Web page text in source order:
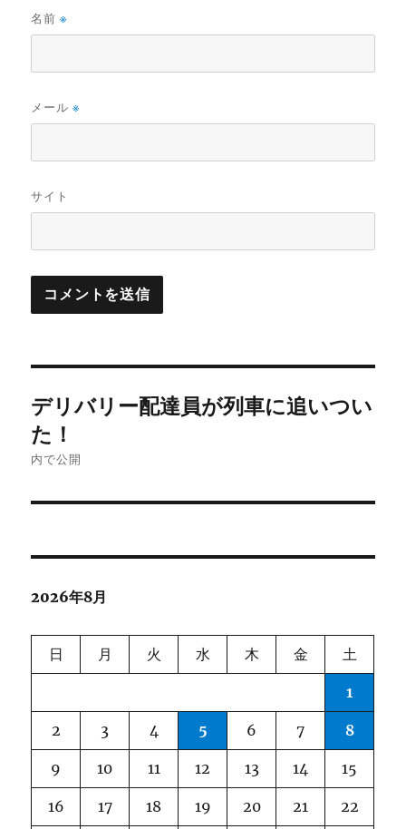
名前※
メール※
サイト
稿
ナ
ビ
ョ
デリバリー配達員が列車に追いつい
た！
内で公開
2026年8月
日 月 火 水 木 金 土
1
2 3 4 5 6 7 8
9 10 11 12 13 14 15
16 17 18 19 20 21 22